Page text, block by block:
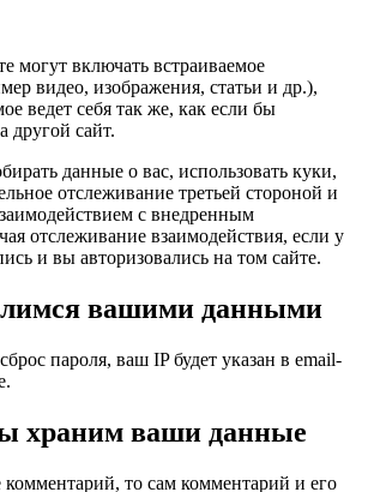
могут включать встраиваемое
видео, изображения, статьи и др.),
ведет себя так же, как если бы
другой сайт.
данные о вас, использовать куки,
отслеживание третьей стороной и
с внедренным
отслеживание взаимодействия, если у
и вы авторизовались на том сайте.
вашими данными
пароля, ваш IP будет указан в email-
храним ваши данные
комментарий, то сам комментарий и его